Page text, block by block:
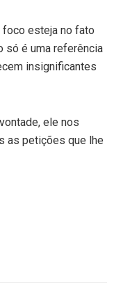
foco esteja no fato
só é uma referência
insignificantes
ele nos
as petições que lhe